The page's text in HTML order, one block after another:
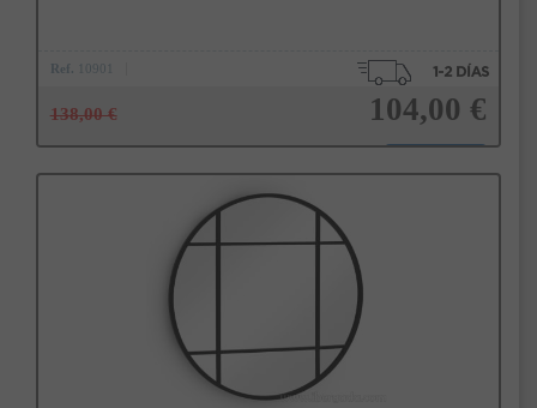
Ref. 10901
138,00 € 104,00 €
Añadir a la cesta